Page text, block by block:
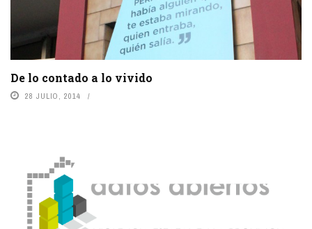
De lo contado a lo vivido
28 JULIO, 2014